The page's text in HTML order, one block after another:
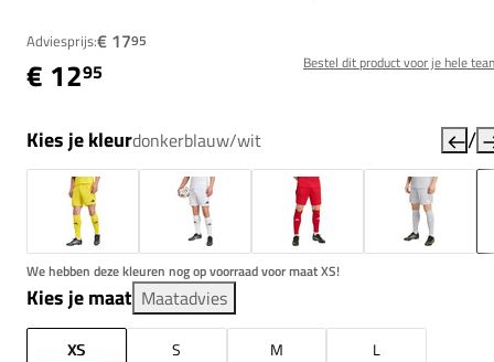
Adviesprijs:€ 1795
€ 1295 Bestel dit product voor je hele
Kies je kleurdonkerblauw/wit /
We hebben deze kleuren nog op voorraad voor maat XS!
Kies je maat Maatadvies
XS S M
L